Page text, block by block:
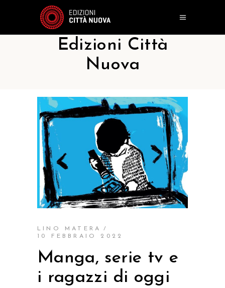
Edizioni Città
Nuova
LINO MATERA
10 FEBBRAIO 2022
Manga, serie tv e
i ragazzi di oggi